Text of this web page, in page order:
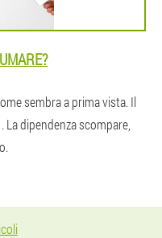
sembra a prima vista. Il
La dipendenza scompare,